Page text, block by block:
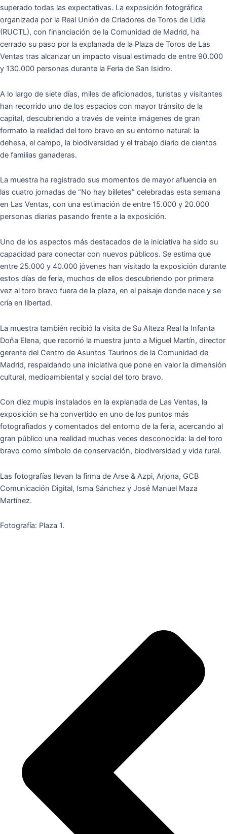
superado todas las expectativas. La exposición fotográfica
organizada por la Real Unión de Criadores de Toros de Lidia
(RUCTL), con financiación de la Comunidad de Madrid, ha
cerrado su paso por la explanada de la Plaza de Toros de Las
Ventas tras alcanzar un impacto visual estimado de entre 90.000
y 130.000 personas durante la Feria de San Isidro.
A lo largo de siete días, miles de aficionados, turistas y visitantes
han recorrido uno de los espacios con mayor tránsito de la
capital, descubriendo a través de veinte imágenes de gran
formato la realidad del toro bravo en su entorno natural: la
dehesa, el campo, la biodiversidad y el trabajo diario de cientos
de familias ganaderas.
La muestra ha registrado sus momentos de mayor afluencia en
las cuatro jornadas de “No hay billetes” celebradas esta semana
en Las Ventas, con una estimación de entre 15.000 y 20.000
personas diarias pasando frente a la exposición.
Uno de los aspectos más destacados de la iniciativa ha sido su
capacidad para conectar con nuevos públicos. Se estima que
entre 25.000 y 40.000 jóvenes han visitado la exposición durante
estos días de feria, muchos de ellos descubriendo por primera
vez al toro bravo fuera de la plaza, en el paisaje donde nace y se
cría en libertad.
La muestra también recibió la visita de Su Alteza Real la Infanta
Doña Elena, que recorrió la muestra junto a Miguel Martín, director
gerente del Centro de Asuntos Taurinos de la Comunidad de
Madrid, respaldando una iniciativa que pone en valor la dimensión
cultural, medioambiental y social del toro bravo.
Con diez mupis instalados en la explanada de Las Ventas, la
exposición se ha convertido en uno de los puntos más
fotografiados y comentados del entorno de la feria, acercando al
gran público una realidad muchas veces desconocida: la del toro
bravo como símbolo de conservación, biodiversidad y vida rural.
Las fotografías llevan la firma de Arse & Azpi, Arjona, GCB
Comunicación Digital, Isma Sánchez y José Manuel Maza
Martínez.
Fotografía: Plaza 1.